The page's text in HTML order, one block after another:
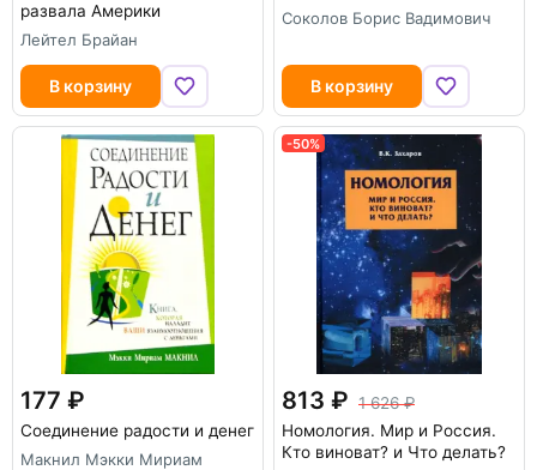
развала Америки
Лейтел Брайан
В корзину
Соколов Борис Вадимович
В корзину
177
Соединение радости и денег
Макнил Мэкки Мириам
-50%
813
1 626
Номология. Мир и Россия.
Кто виноват? и Что делать?